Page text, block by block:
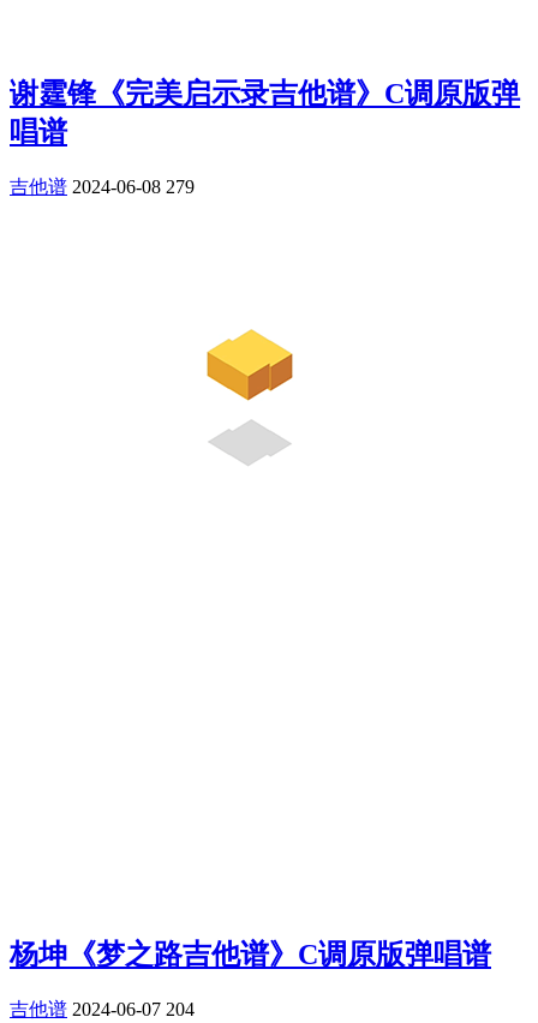
谢霆锋《完美启示录吉他谱》C调原版弹
唱谱
吉他谱 2024-06-08 279
杨坤《梦之路吉他谱》C调原版弹唱谱
吉他谱 2024-06-07 204